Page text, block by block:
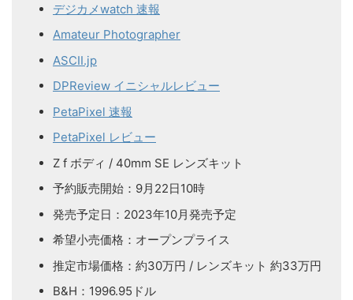
デジカメwatch 速報
Amateur Photographer
ASCII.jp
DPReview イニシャルレビュー
PetaPixel 速報
PetaPixel レビュー
Z f ボディ / 40mm SE レンズキット
予約販売開始：9月22日10時
発売予定日：2023年10月発売予定
希望小売価格：オープンプライス
推定市場価格：約30万円 / レンズキット 約33万円
B&H：1996.95ドル